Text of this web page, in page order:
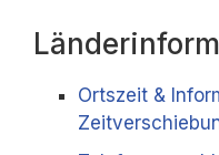
Ortszeit &